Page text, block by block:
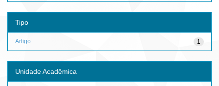
Tipo
1
Artigo
Unidade Acadêmica